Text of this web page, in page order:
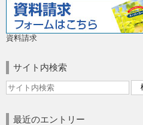
資料請求
サイト内検索
最近のエントリー